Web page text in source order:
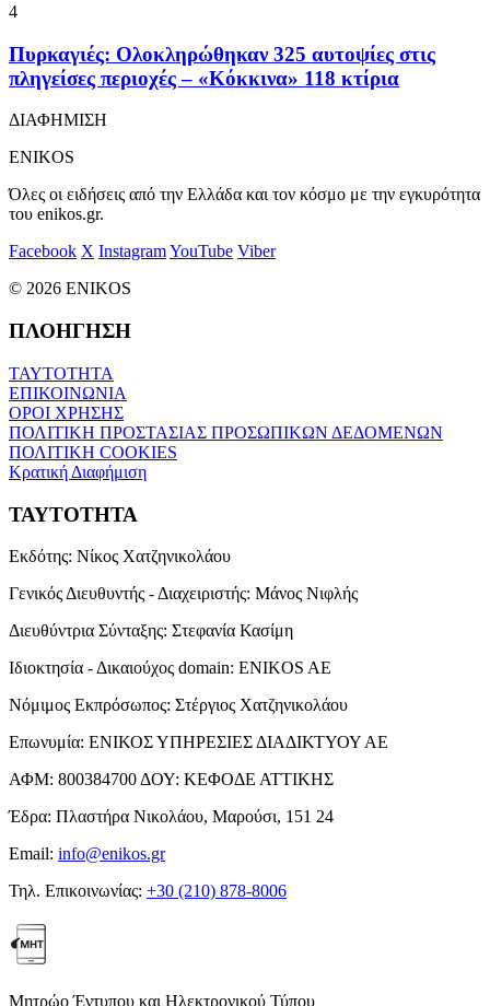
4
Πυρκαγιές: Ολοκληρώθηκαν 325 αυτοψίες στις
πληγείσες περιοχές – «Κόκκινα» 118 κτίρια
ΔΙΑΦΗΜΙΣΗ
ENIKOS
Όλες οι ειδήσεις από την Ελλάδα και τον κόσμο με την εγκυρότητα
του enikos.gr.
Facebook X InstagramYouTube Viber
© 2026 ENIKOS
ΠΛΟΗΓΗΣΗ
ΤΑΥΤΟΤΗΤΑ
ΕΠΙΚΟΙΝΩΝΙΑ
ΟΡΟΙ ΧΡΗΣΗΣ
ΠΟΛΙΤΙΚΗ ΠΡΟΣΤΑΣΙΑΣ ΠΡΟΣΩΠΙΚΩΝ ΔΕΔΟΜΕΝΩΝ
ΠΟΛΙΤΙΚΗ COOKIES
Κρατική Διαφήμιση
ΤΑΥΤΟΤΗΤΑ
Εκδότης: Νίκος Χατζηνικολάου
Γενικός Διευθυντής - Διαχειριστής: Μάνος Νιφλής
Διευθύντρια Σύνταξης: Στεφανία Κασίμη
Ιδιοκτησία - Δικαιούχος domain: ENIKOS AE
Νόμιμος Εκπρόσωπος: Στέργιος Χατζηνικολάου
Επωνυμία: ΕΝΙΚΟΣ ΥΠΗΡΕΣΙΕΣ ΔΙΑΔΙΚΤΥΟΥ ΑΕ
ΑΦΜ: 800384700 ΔΟΥ: ΚΕΦΟΔΕ ΑΤΤΙΚΗΣ
Έδρα: Πλαστήρα Νικολάου, Μαρούσι, 151 24
Email: info@enikos.gr
Τηλ. Επικοινωνίας: +30 (210) 878-8006
Μητρώο Έντυπου και Ηλεκτρονικού Τύπου